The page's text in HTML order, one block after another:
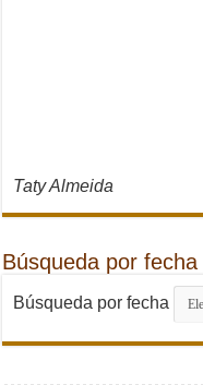
Taty Almeida
Búsqueda por fecha
Búsqueda por fecha